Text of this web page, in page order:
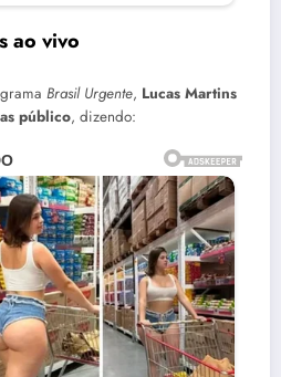
ao vivo
Brasil Urgente, Lucas Martins
público, dizendo: